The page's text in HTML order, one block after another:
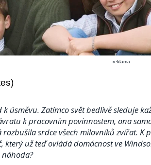
reklama
úsměvu. Zatímco svět bedlivě sleduje
k pracovním povinnostem, ona
srdce všech milovníků zvířat. K
už teď ovládá domácnost ve